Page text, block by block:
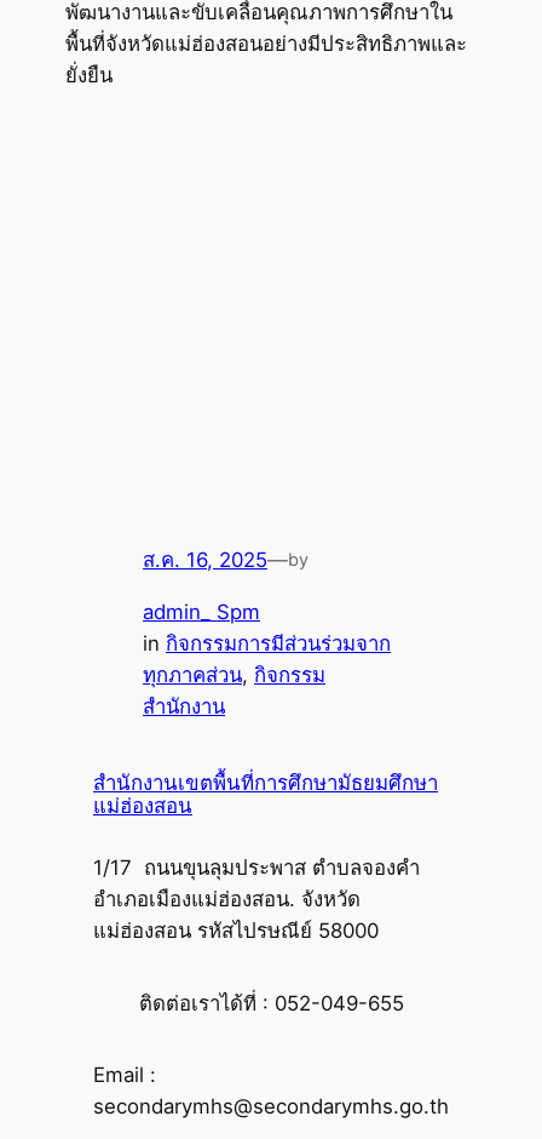
พัฒนางานและขับเคลื่อนคุณภาพการศึกษาใน
พื้นที่จังหวัดแม่ฮ่องสอนอย่างมีประสิทธิภาพและ
ยั่งยืน
ส.ค. 16, 2025—by
admin_ Spm
in กิจกรรมการมีส่วนร่วมจาก
ทุกภาคส่วน, กิจกรรม
สำนักงาน
สำนักงานเขตพื้นที่การศึกษามัธยมศึกษา
แม่ฮ่องสอน
1/17 ถนนขุนลุมประพาส ตำบลจองคำ
อำเภอเมืองแม่ฮ่องสอน. จังหวัด
แม่ฮ่องสอน รหัสไปรษณีย์ 58000
ติดต่อเราได้ที่ : 052-049-655
Email :
secondarymhs@secondarymhs.go.th